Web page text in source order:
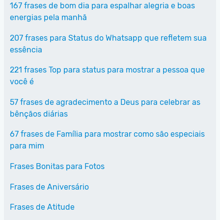
167 frases de bom dia para espalhar alegria e boas
energias pela manhã
207 frases para Status do Whatsapp que refletem sua
essência
221 frases Top para status para mostrar a pessoa que
você é
57 frases de agradecimento a Deus para celebrar as
bênçãos diárias
67 frases de Família para mostrar como são especiais
para mim
Frases Bonitas para Fotos
Frases de Aniversário
Frases de Atitude